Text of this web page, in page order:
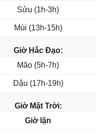
Sửu (1h-3h)
Mùi (13h-15h)
Giờ Hắc Đạo:
Mão (5h-7h)
Dậu (17h-19h)
Giờ Mặt Trời:
Giờ lặn